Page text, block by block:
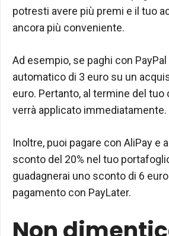
potresti avere più premi e il tuo
ancora più conveniente.
Ad esempio, se paghi con
automatico di 3 euro su un
euro. Pertanto, al termine del tuo
verrà applicato immediatamente.
Inoltre, puoi pagare con AliPay e
sconto del 20% nel tuo
guadagnerai uno sconto di 6
pagamento con PayLater.